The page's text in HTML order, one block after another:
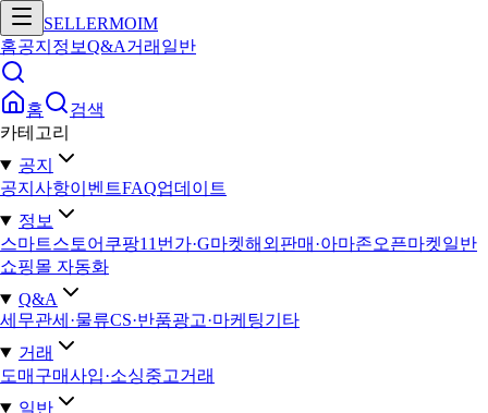
SELLERMOIM
홈공지 정보Q&A거래 일반
홈
검색
카테고리
공지
공지사항이벤트FAQ업데이트
정보
스마트스토어 쿠팡11번가·G마켓해외판매·아마존오픈마켓일반
쇼핑몰 자동화
Q&A
세무관세·물류CS·반품광고·마케팅기타
거래
도매구매사입·소싱중고거래
일반